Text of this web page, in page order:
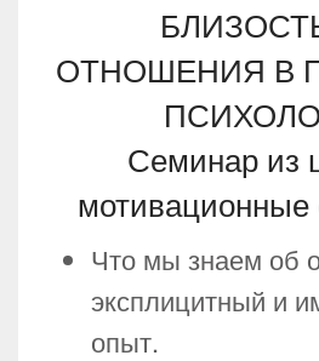
ОТНОШЕНИЯ В
Семинар из
Что мы знаем об
эксплицитный и
опыт.